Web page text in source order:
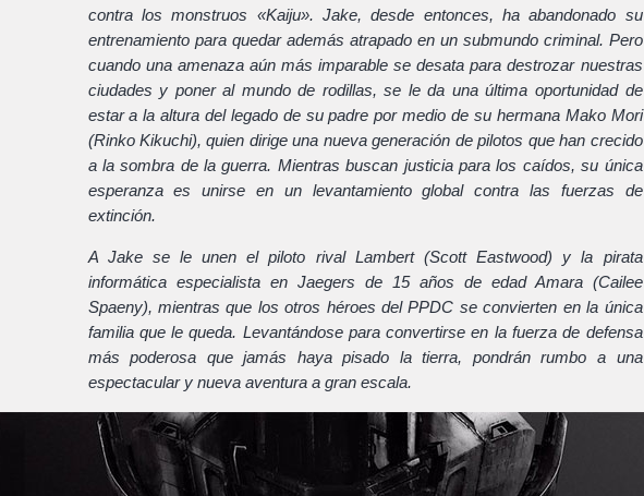
contra los monstruos «Kaiju». Jake, desde entonces, ha abandonado su
entrenamiento para quedar además atrapado en un submundo criminal. Pero
cuando una amenaza aún más imparable se desata para destrozar nuestras
ciudades y poner al mundo de rodillas, se le da una última oportunidad de
estar a la altura del legado de su padre por medio de su hermana Mako Mori
(Rinko Kikuchi), quien dirige una nueva generación de pilotos que han crecido
a la sombra de la guerra. Mientras buscan justicia para los caídos, su única
esperanza es unirse en un levantamiento global contra las fuerzas de
extinción.
A Jake se le unen el piloto rival Lambert (Scott Eastwood) y la pirata
informática especialista en Jaegers de 15 años de edad Amara (Cailee
Spaeny), mientras que los otros héroes del PPDC se convierten en la única
familia que le queda. Levantándose para convertirse en la fuerza de defensa
más poderosa que jamás haya pisado la tierra, pondrán rumbo a una
espectacular y nueva aventura a gran escala.